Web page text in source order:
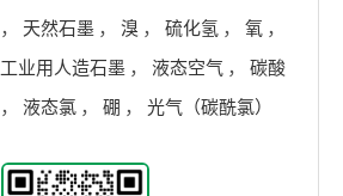
， 天然石墨 ， 溴 ， 硫化氢 ， 氧 ，
工业用人造石墨 ， 液态空气 ，
碳酸
， 液态氯 ， 硼 ， 光气（碳酰氯）